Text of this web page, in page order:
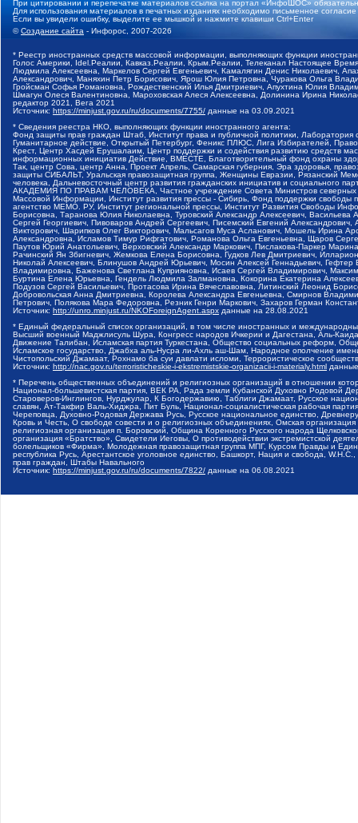
При цитировании и перепечатке материалов ссылка на портал «ИнфоШОС»
Для использования материалов в печатных изданиях необходимо письменное
Если вы увидели ошибку, выделите ее мышкой и нажмите клавиши Ctrl+Enter
©Создание сайта - Инфорос, 2007-2026
* Реестр иностранных средств массовой информации, выполняющих функции
Голос Америки, Idel.Реалии, Кавказ.Реалии, Крым.Реалии, Телеканал Настоящее
Людмила Алексеевна, Маркелов Сергей Евгеньевич, Камалягин Денис Николаевич,
Александрович, Маняхин Петр Борисович, Ярош Юлия Петровна, Чуракова Ольга
Гройсман Софья Романовна, Рождественский Илья Дмитриевич, Апухтина Юлия
Шмагун Олеся Валентиновна, Мароховская Алеся Алексеевна, Долинина Ирина
редактор 2021, Вега 2021
Источник: https://minjust.gov.ru/ru/documents/7755/ данные на 03.09.2021
* Сведения реестра НКО, выполняющих функции иностранного агента:
Фонд защиты прав граждан Штаб, Институт права и публичной политики,
Гуманитарное действие, Открытый Петербург, Феникс ПЛЮС, Лига Избирателей,
Крест, Центр Хасдей Ерушалаим, Центр поддержки и содействия развитию средств
информационных инициатив Действие, ВМЕСТЕ, Благотворительный фонд охраны
Так, центр Сова, центр Анна, Проект Апрель, Самарская губерния, Эра здоровья,
защиты СИБАЛЬТ, Уральская правозащитная группа, Женщины Евразии, Рязанский
человека, Дальневосточный центр развития гражданских инициатив и социального
АКАДЕМИЯ ПО ПРАВАМ ЧЕЛОВЕКА, Частное учреждение Совета Министров северных
Массовой Информации, Институт развития прессы - Сибирь, Фонд поддержки
агентство МЕМО. РУ, Институт региональной прессы, Институт Развития Свободы
Борисовна, Таранова Юлия Николаевна, Туровский Александр Алексеевич,
Сергей Георгиевич, Пивоваров Андрей Сергеевич, Писемский Евгений
Викторович, Шарипков Олег Викторович, Мальсагов Муса Асланович, Мошель Ирина
Александровна, Исламов Тимур Рифгатович, Романова Ольга Евгеньевна, Щаров
Паутов Юрий Анатольевич, Верховский Александр Маркович, Пислакова-Паркер
Рачинский Ян Збигневич, Жемкова Елена Борисовна, Гудков Лев Дмитриевич,
Николай Алексеевич, Блинушов Андрей Юрьевич, Мосин Алексей Геннадьевич,
Владимировна, Баженова Светлана Куприяновна, Исаев Сергей Владимирович,
Буртина Елена Юрьевна, Гендель Людмила Залмановна, Кокорина Екатерина
Подузов Сергей Васильевич, Протасова Ирина Вячеславовна, Литинский Леонид
Добровольская Анна Дмитриевна, Королева Александра Евгеньевна, Смирнов
Петрович, Полякова Мара Федоровна, Резник Генри Маркович, Захаров Герман
Источник: http://unro.minjust.ru/NKOForeignAgent.aspx данные на 28.08.2021
* Единый федеральный список организаций, в том числе иностранных и
Высший военный Маджлисуль Шура, Конгресс народов Ичкерии и Дагестана, Аль-
Движение Талибан, Исламская партия Туркестана, Общество социальных реформ,
Исламское государство, Джабха аль-Нусра ли-Ахль аш-Шам, Народное ополчение
Чистопольский Джамаат, Рохнамо ба суи давлати исломи, Террористическое
Источник: http://nac.gov.ru/terroristicheskie-i-ekstremistskie-organizacii-i-materialy.html
* Перечень общественных объединений и религиозных организаций в отношении
Национал-большевистская партия, ВЕК РА, Рада земли Кубанской Духовно Родовой
Староверов-Инглингов, Нурджулар, К Богодержавию, Таблиги Джамаат, Русское
славян, Ат-Такфир Валь-Хиджра, Пит Буль, Национал-социалистическая рабочая
Череповца, Духовно-Родовая Держава Русь, Русское национальное единство,
Кровь и Честь, О свободе совести и о религиозных объединениях, Омская
религиозная организация п. Боровский, Община Коренного Русского народа
организация «Братство», Свидетели Иеговы, О противодействии экстремистской
болельщиков «Фирма», Молодежная правозащитная группа МПГ, Курсом Правды и
республика Русь, Арестантское уголовное единство, Башкорт, Нация и свобода,
прав граждан, Штабы Навального
Источник: https://minjust.gov.ru/ru/documents/7822/ данные на 06.08.2021